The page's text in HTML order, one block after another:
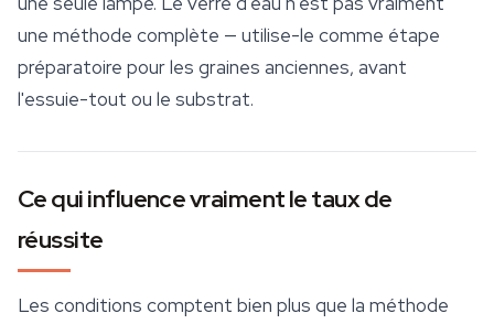
une méthode complète — utilise-le comme étape
préparatoire pour les graines anciennes, avant
l'essuie-tout ou le substrat.
Ce qui influence vraiment le taux de
réussite
Les conditions comptent bien plus que la méthode